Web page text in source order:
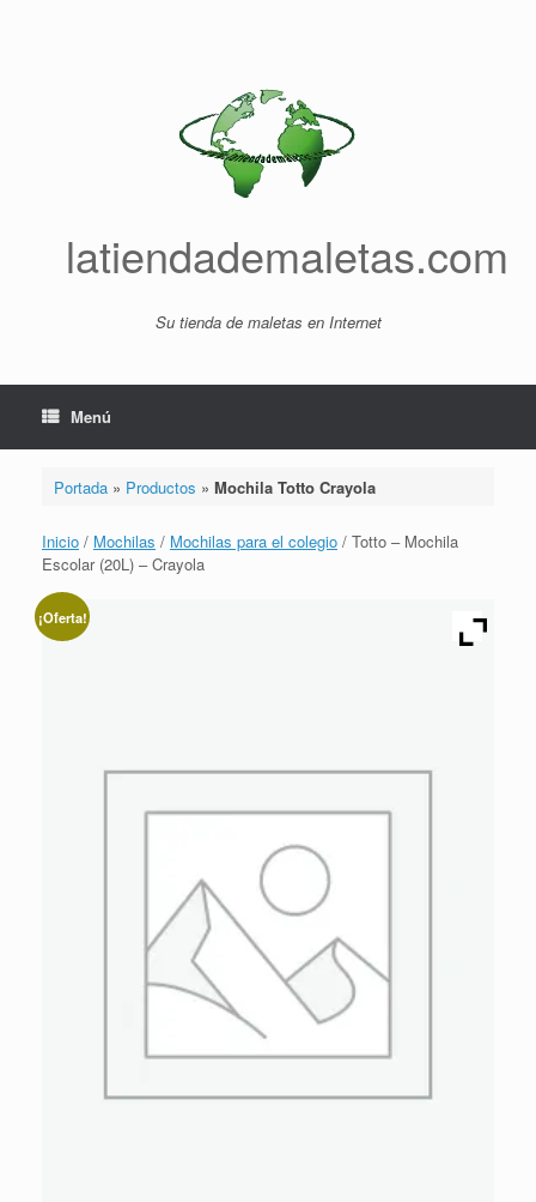
latiendademaletas.com
Su tienda de maletas en Internet
Menú
Portada» Productos » Mochila Totto Crayola
Inicio / Mochilas / Mochilas para el colegio / Totto – Mochila
Escolar (20L) – Crayola
¡Oferta!